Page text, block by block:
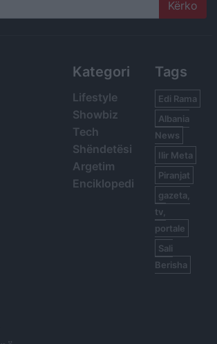
Kategori
Lifestyle
Showbiz
Tech
Shëndetësi
Argetim
Enciklopedi
Tags
Edi Rama
Albania
News
Ilir Meta
Piranjat
gazeta,
tv,
portale
Sali
Berisha